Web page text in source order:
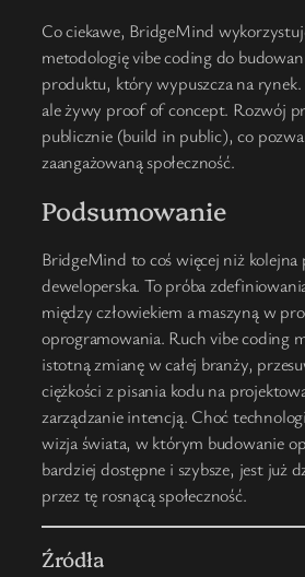
Co ciekawe, BridgeMind
metodologię vibe coding do
produktu, który wypuszcza na
ale żywy proof of concept. Rozwój
publicznie (build in public), co
zaangażowaną społeczność.
Podsumowanie
BridgeMind to coś więcej niż
deweloperska. To próba
między człowiekiem a maszyną w
oprogramowania. Ruch vibe coding
istotną zmianę w całej branży,
ciężkości z pisania kodu na
zarządzanie intencją. Choć
wizja świata, w którym budowanie
bardziej dostępne i szybsze, jest już
przez tę rosnącą społeczność.
Źródła